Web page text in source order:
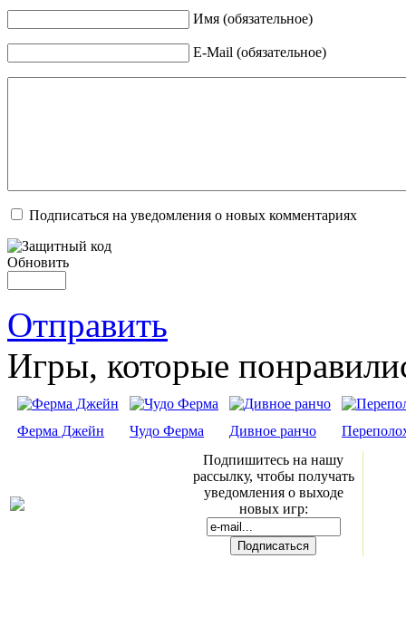
Имя (обязательное)
E-Mail (обязательное)
Подписаться на уведомления о новых комментариях
Обновить
Отправить
Игры, которые
Ферма Джейн Чудо Ферма Дивное ранчо
Подпишитесь на нашу
рассылку, чтобы получать
уведомления о выходе
новых игр: